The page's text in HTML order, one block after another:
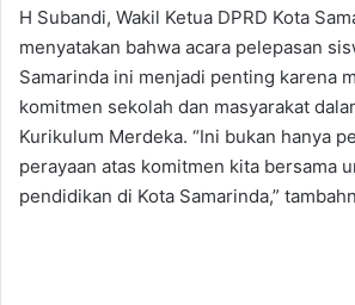
H Subandi, Wakil Ketua DPRD Kota
menyatakan bahwa acara pelepasan
Samarinda ini menjadi penting karena
komitmen sekolah dan masyarakat
Kurikulum Merdeka. “Ini bukan hanya
perayaan atas komitmen kita bersama
pendidikan di Kota Samarinda,”